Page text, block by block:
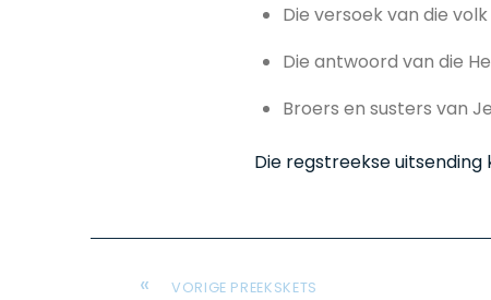
Die versoek van die volk
Die antwoord van die
Broers en susters van
Die regstreekse uitsending
« VORIGE PREEKSKETS